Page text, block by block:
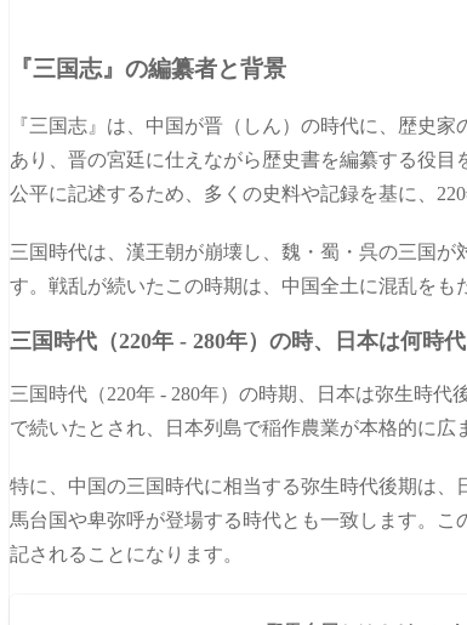
『三国志』の編纂者と背景
『三国志』は、中国が晋（しん）の時代に、歴史
あり、晋の宮廷に仕えながら歴史書を編纂する役
公平に記述するため、多くの史料や記録を基に、
三国時代は、漢王朝が崩壊し、魏・蜀・呉の三国
す。戦乱が続いたこの時期は、中国全土に混乱をも
三国時代（220年 - 280年）の時、日本は何時代
三国時代（220年 - 280年）の時期、日本は弥生時
で続いたとされ、日本列島で稲作農業が本格的に広
特に、中国の三国時代に相当する弥生時代後期は
馬台国や卑弥呼が登場する時代とも一致します。
記されることになります。